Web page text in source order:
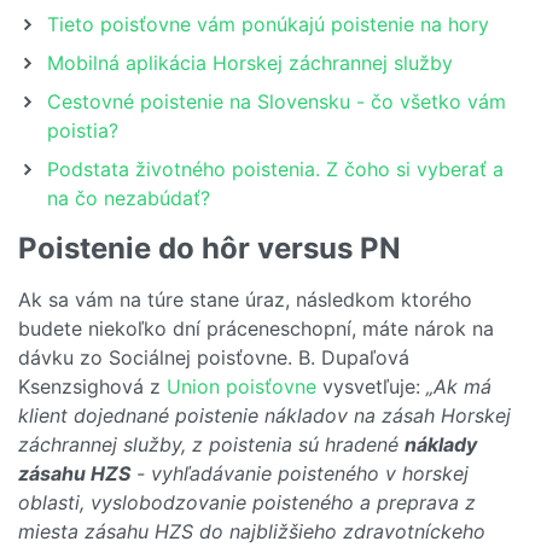
Tieto poisťovne vám ponúkajú poistenie na hory
Mobilná aplikácia Horskej záchrannej služby
Cestovné poistenie na Slovensku - čo všetko vám
poistia?
Podstata životného poistenia. Z čoho si vyberať a
na čo nezabúdať?
Poistenie do hôr versus PN
Ak sa vám na túre stane úraz, následkom ktorého
budete niekoľko dní práceneschopní, máte nárok na
dávku zo Sociálnej poisťovne. B. Dupaľová
Ksenzsighová z Union poisťovne vysvetľuje: „Ak má
klient dojednané poistenie nákladov na zásah Horskej
záchrannej služby, z poistenia sú hradené náklady
zásahu HZS- vyhľadávanie poisteného v horskej
oblasti, vyslobodzovanie poisteného a preprava z
miesta zásahu HZS do najbližšieho zdravotníckeho